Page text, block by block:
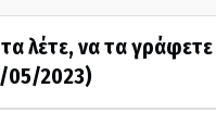
λέτε, να τα γράφετε
05/2023)